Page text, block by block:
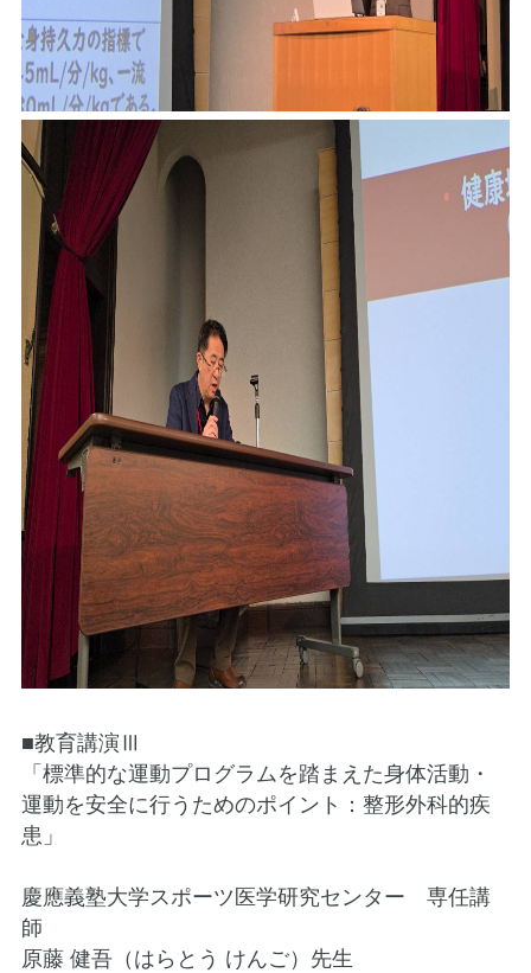
■教育講演Ⅲ
「標準的な運動プログラムを踏まえた身体活動・
運動を安全に行うためのポイント：整形外科的疾
患」
慶應義塾大学スポーツ医学研究センター 専任講
師
原藤 健吾（はらとう けんご）先生